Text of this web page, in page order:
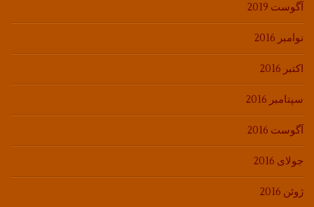
آگوست 2019
نوامبر 2016
اکتبر 2016
سپتامبر 2016
آگوست 2016
جولای 2016
ژوئن 2016